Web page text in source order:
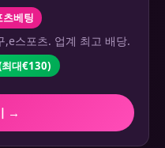
츠베팅
스포츠. 업계 최고 배당.
대€130)
→